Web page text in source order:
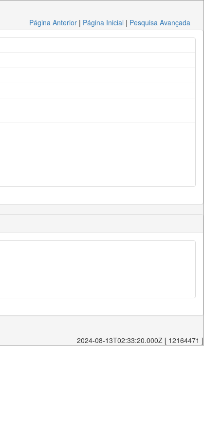
Página Anterior | Página Inicial | Pesquisa Avançada
2024-08-13T02:33:20.000Z [ 12164471 ]